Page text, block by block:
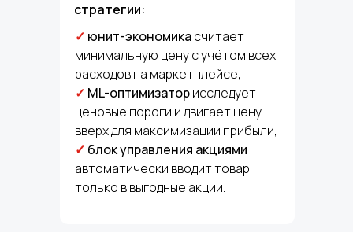
стратегии:
✓ юнит-экономикасчитает
минимальную цену с учётом всех
расходов на маркетплейсе,
✓ ML-оптимизаторисследует
ценовые пороги и двигает цену
вверх для максимизации прибыли,
✓ блок управления акциями
автоматически вводит товар
только в выгодные акции.